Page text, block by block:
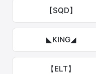
【SQD】
◣KING◢
【ELT】